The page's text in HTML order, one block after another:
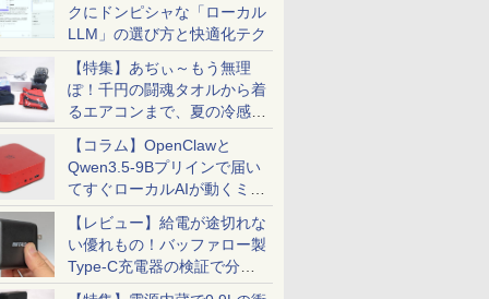
クにドンピシャな「ローカル
LLM」の選び方と快適化テク
【特集】あぢぃ～もう無理
ぽ！千円の闘魂タオルから着
るエアコンまで、夏の冷感グ
ッズ一挙紹介
【コラム】OpenClawと
Qwen3.5-9Bプリインで届い
てすぐローカルAIが動くミニ
PC「SER9 Pro」
【レビュー】給電が途切れな
い優れもの！バッファロー製
Type-C充電器の検証で分か
ったこと